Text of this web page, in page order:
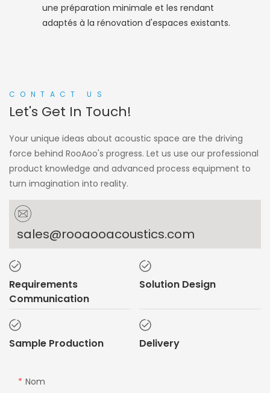
une préparation minimale et les rendant
adaptés à la rénovation d'espaces existants.
CONTACT US
Let's Get In Touch!
Your unique ideas about acoustic space are the driving
force behind RooAoo's progress. Let us use our professional
product knowledge and advanced process equipment to
turn imagination into reality.
sales@rooaooacoustics.com
Requirements
Communication
Solution Design
Sample Production Delivery
Nom